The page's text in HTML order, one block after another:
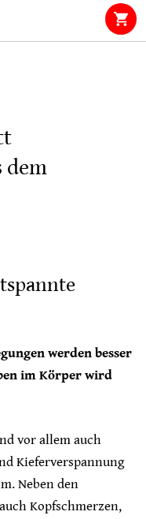
dem
werden besser
im Körper wird
vor allem auch
Kieferverspannung
Neben den
Kopfschmerzen,